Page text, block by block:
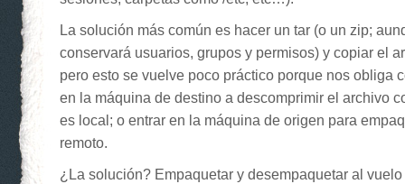
La solución más común es hacer un tar (o un zip;
conservará usuarios, grupos y permisos) y copiar el
pero esto se vuelve poco práctico porque nos obliga
en la máquina de destino a descomprimir el archivo
es local; o entrar en la máquina de origen para
remoto.
¿La solución? Empaquetar y desempaquetar al